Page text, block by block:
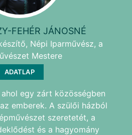
FEHÉR JÁNOSNÉ
Népi Iparművész, a
Mestere
ADATLAP
egy zárt közösségben
emberek. A szülői házból
szeretetét, a
és a hagyomány